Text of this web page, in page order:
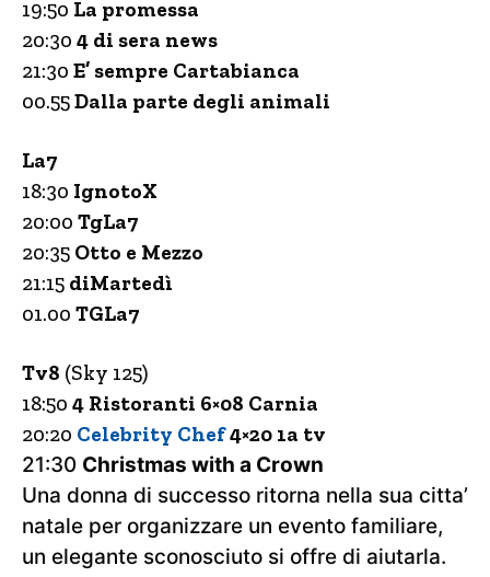
19:50 La promessa
20:30 4 di sera news
21:30 E’ sempre Cartabianca
00.55Dalla parte degli animali
La7
18:30 IgnotoX
20:00 TgLa7
20:35 Otto e Mezzo
21:15 diMartedì
01.00 TGLa7
Tv8 (Sky 125)
18:50 4 Ristoranti 6×08 Carnia
20:20 Celebrity Chef4×20 1a tv
21:30 Christmas with a Crown
Una donna di successo ritorna nella sua citta’
natale per organizzare un evento familiare,
un elegante sconosciuto si offre di aiutarla.